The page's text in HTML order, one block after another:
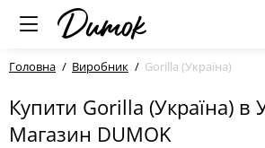
Головна Виробник Gorilla (Україна)
Купити Gorilla (Україна) в
Магазин DUMOK